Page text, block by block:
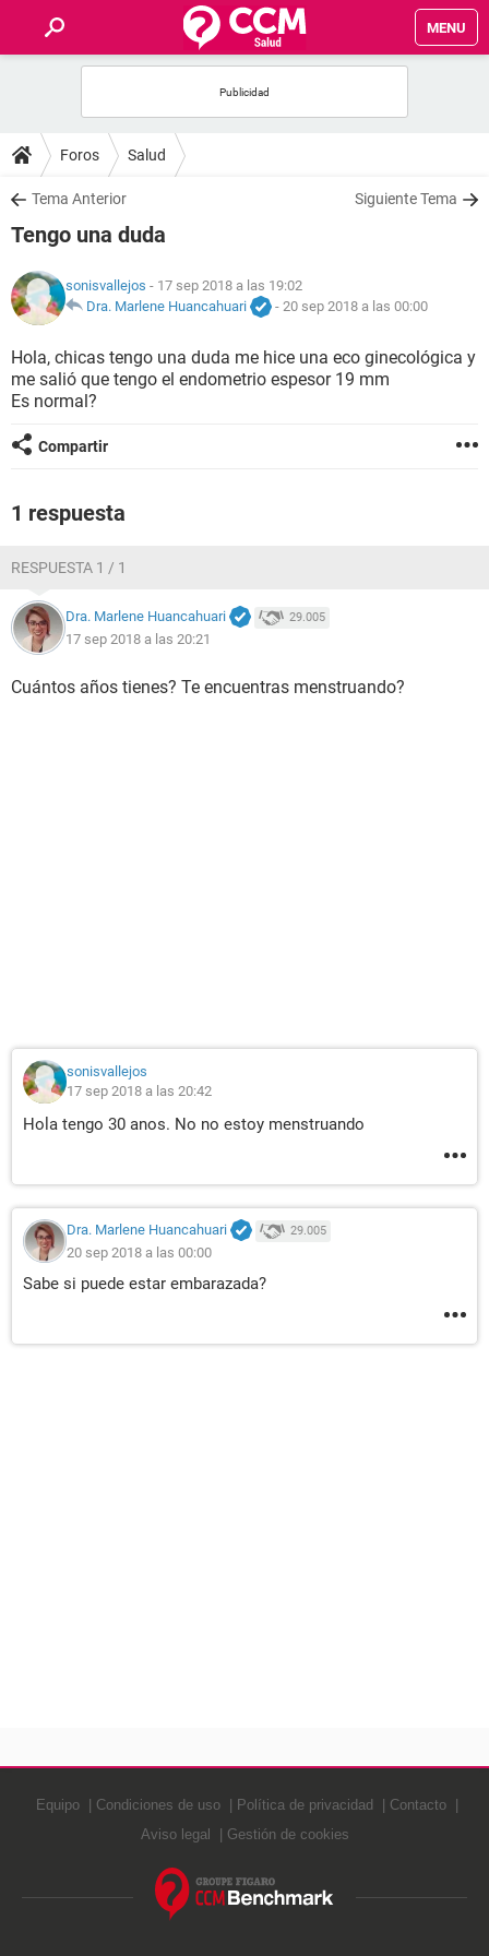
MENU
FOROS
SALUD
FAMILIA
NUTRICIÓN
BIENESTAR
Foros Salud
Tema Anterior Siguiente Tema
Tengo una duda
sonisvallejos - 17 sep 2018 a las 19:02
Dra. Marlene Huancahuari
- 20 sep 2018 a las 00:00
Hola, chicas tengo una duda me hice una eco ginecológica y
me salió que tengo el endometrio espesor 19 mm
Es normal?
Compartir
1 respuesta
RESPUESTA 1 / 1
Dra. Marlene Huancahuari 29.005
17 sep 2018 a las 20:21
Cuántos años tienes? Te encuentras menstruando?
sonisvallejos
17 sep 2018 a las 20:42
Hola tengo 30 anos. No no estoy menstruando
Dra. Marlene Huancahuari 29.005
20 sep 2018 a las 00:00
Sabe si puede estar embarazada?
Equipo Condiciones de uso Política de privacidad
Contacto
Aviso legal
Gestión de cookies